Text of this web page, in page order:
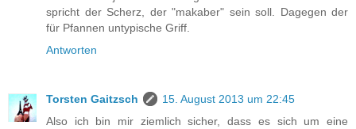
spricht der Scherz, der "makaber" sein soll. Dagegen der
für Pfannen untypische Griff.
Antworten
Torsten Gaitzsch
15. August 2013 um 22:45
Also ich bin mir ziemlich sicher, dass es sich um eine